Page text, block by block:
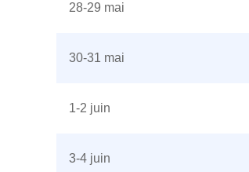
28-29 mai
30-31 mai
1-2 juin
3-4 juin